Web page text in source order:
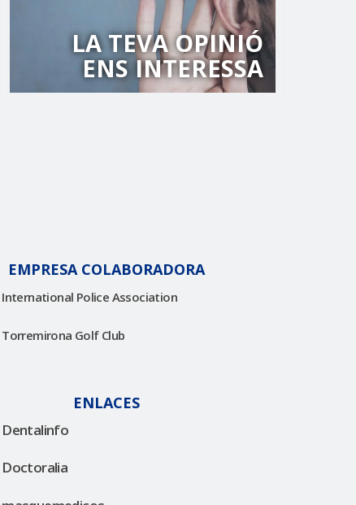
LA TEVA OPINIÓ
ENS INTERESSA
EMPRESA COLABORADORA
International Police Association
Torremirona Golf Club
ENLACES
Dentalinfo
Doctoralia